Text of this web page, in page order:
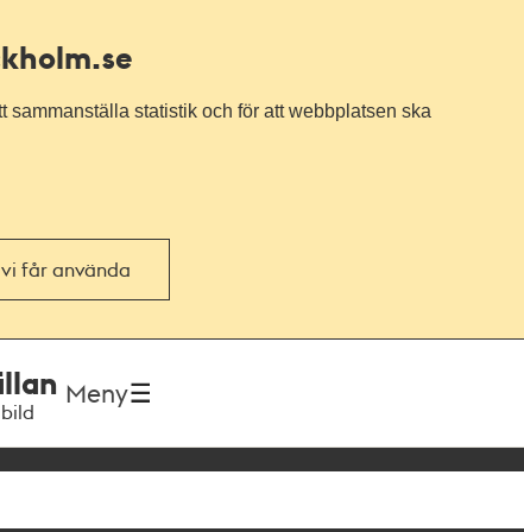
statistik och för att webbplatsen ska
får använda
Meny